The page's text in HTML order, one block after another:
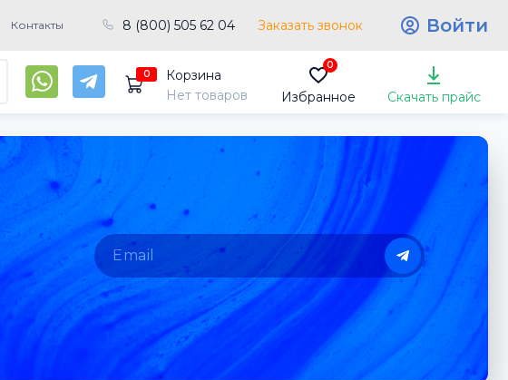
Контакты 8 (800) 505 62 04 Заказать звонок Войти
0
Корзина
Нет товаров
0
Избранное Скачать прайс